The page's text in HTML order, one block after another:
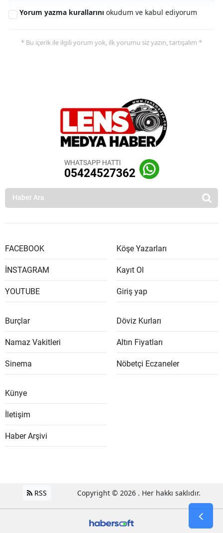
Yorum yazma kurallarını okudum ve kabul ediyorum
* Bu içerik ile ilgili yorum yok, ilk yorumu siz yazın, tartışalım *
WHATSAPP HATTI
05424527362
FACEBOOK
İNSTAGRAM
YOUTUBE
Köşe Yazarları
Kayıt Ol
Giriş yap
Burçlar
Namaz Vakitleri
Sinema
Döviz Kurları
Altın Fiyatları
Nöbetçi Eczaneler
Künye
İletişim
Haber Arşivi
RSS Copyright © 2026 . Her hakkı saklıdır.